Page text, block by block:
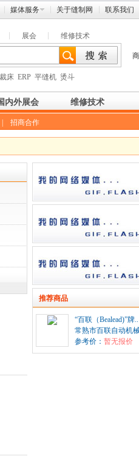
媒体服务 关于缝制网 联系我们
展会 维修技术
床 ERP 平缝机 烫斗
内外展会 维修技术
招商合作
推荐商品
“百联（Bealead)”牌..
常熟市百联自动机
参考价： 暂无报价